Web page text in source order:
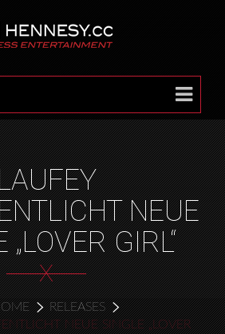
LAUFEY
NEUE
„LOVER GIRL“
X
RELEASES
NEUE SINGLE „LOVER